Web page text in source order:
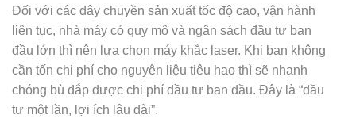
Đối với các dây chuyền sản xuất tốc độ cao, vận hành
liên tục, nhà máy có quy mô và ngân sách đầu tư ban
đầu lớn thì nên lựa chọn máy khắc laser. Khi bạn không
cần tốn chi phí cho nguyên liệu tiêu hao thì sẽ nhanh
chóng bù đắp được chi phí đầu tư ban đầu. Đây là “đầu
tư một lần, lợi ích lâu dài”.